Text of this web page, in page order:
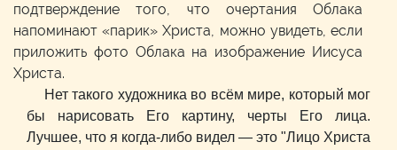
подтверждение того, что очертания Облака
напоминают «парик» Христа, можно увидеть, если
приложить фото Облака на изображение Иисуса
Христа.
Нет такого художника во всём мире, который мог
бы нарисовать Его картину, черты Его лица.
Лучшее, что я когда-либо видел — это "Лицо Христа